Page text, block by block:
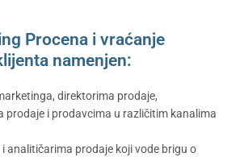
Procena i vraćanje
namenjen:
direktorima prodaje,
prodaje i prodavcima u različitim kanalima
analitičarima prodaje koji vode brigu o